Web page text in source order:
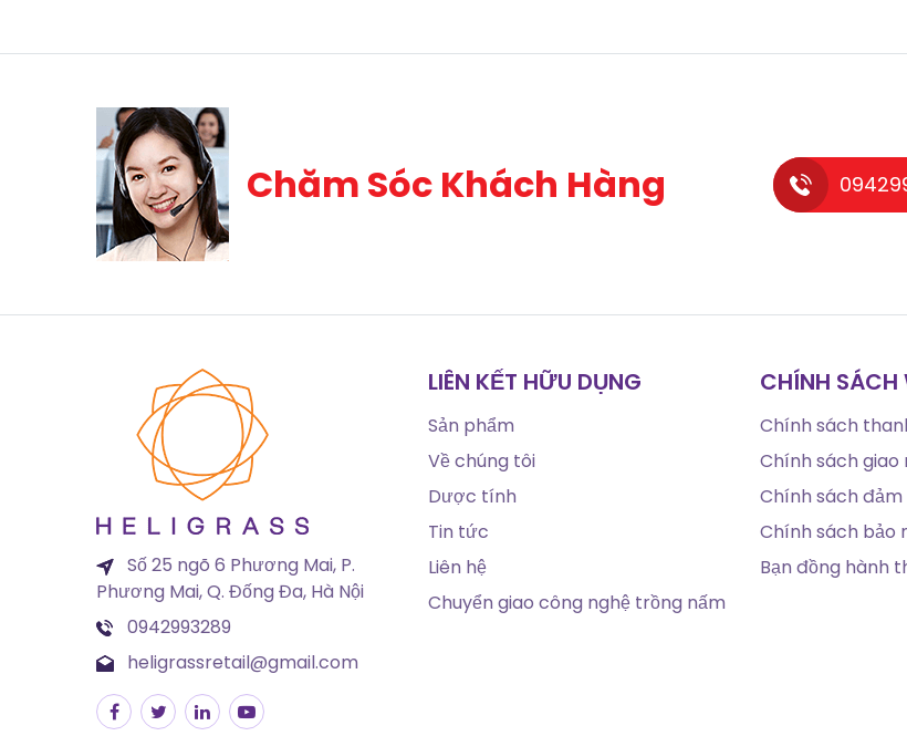
Chăm Sóc Khách Hàng
Số 25 ngõ 6 Phương Mai, P.
Phương Mai, Q. Đống Đa, Hà Nội
0942993289
heligrassretail@gmail.com
LIÊN KẾT HỮU DỤNG
Sản phẩm
Về chúng tôi
Dược tính
Tin tức
Liên hệ
Chuyển giao công nghệ trồng nấm
CHÍNH SÁCH
Chính sách
Chính sách giao
Chính sách
Chính sách bảo
Bạn đồng hành